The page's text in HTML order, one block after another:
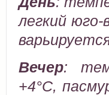
легкий
Вечер:
+4°C,